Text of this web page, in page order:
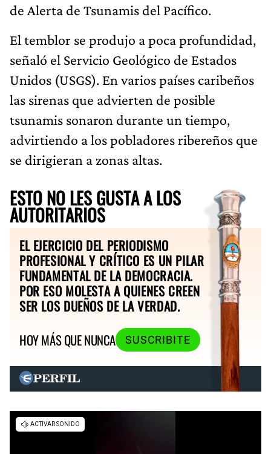
de Alerta de Tsunamis del Pacífico.
El temblor se produjo a poca profundidad,
señaló el Servicio Geológico de Estados
Unidos (USGS). En varios países caribeños
las sirenas que advierten de posible
tsunamis sonaron durante un tiempo,
advirtiendo a los pobladores ribereños que
se dirigieran a zonas altas.
ESTO NO LES GUSTA A LOS
AUTORITARIOS
EL EJERCICIO DEL PERIODISMO
PROFESIONAL Y CRÍTICO ES UN PILAR
FUNDAMENTAL DE LA DEMOCRACIA.
POR ESO MOLESTA A QUIENES CREEN
SER LOS DUEÑOS DE LA VERDAD.
HOY MÁS QUE NUNCA
SUSCRIBITE